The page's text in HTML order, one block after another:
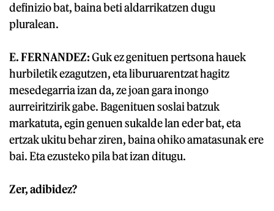
definizio bat, baina beti aldarrikatzen dugu
pluralean.
E. FERNANDEZ:Guk ez genituen pertsona hauek
hurbiletik ezagutzen, eta liburuarentzat hagitz
mesedegarria izan da, ze joan gara inongo
aurreiritzirik gabe. Bagenituen soslai batzuk
markatuta, egin genuen sukalde lan eder bat, eta
ertzak ukitu behar ziren, baina ohiko amatasunak ere
bai. Eta ezusteko pila bat izan ditugu.
Zer, adibidez?